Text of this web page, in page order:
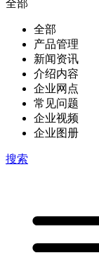
全部
全部
产品管理
新闻资讯
介绍内容
企业网点
常见问题
企业视频
企业图册
搜索